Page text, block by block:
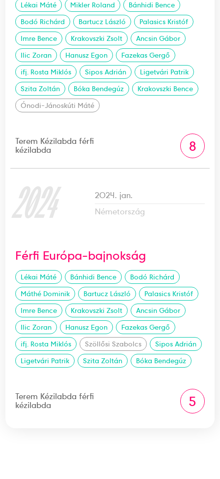
Lékai Máté Mikler Roland
Bánhidi Bence
Bodó Richárd
Bartucz László
Palasics Kristóf
Imre Bence
Krakovszki Zsolt
Ancsin Gábor
Ilic Zoran
Hanusz Egon
Fazekas Gergő
ifj. Rosta Miklós
Sipos Adrián
Ligetvári Patrik
Szita Zoltán
Bóka Bendegúz
Krakovszki Bence
Ónodi-Jánoskúti Máté
Terem Kézilabda férfi
kézilabda
8
2024
2024. jan.
Németország
Férfi Európa-bajnokság
Lékai Máté Bánhidi Bence
Bodó Richárd
Máthé Dominik
Bartucz László
Palasics Kristóf
Imre Bence
Krakovszki Zsolt
Ancsin Gábor
Ilic Zoran
Hanusz Egon
Fazekas Gergő
ifj. Rosta Miklós
Szöllősi Szabolcs
Sipos Adrián
Ligetvári Patrik
Szita Zoltán Bóka Bendegúz
Terem Kézilabda férfi
kézilabda
5